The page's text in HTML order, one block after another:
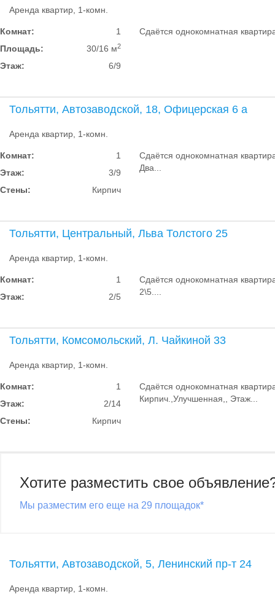
Аренда квартир, 1-комн.
Комнат:
1
Площадь:
30/16 м2
Этаж: 6/9
Сдаётся однокомнатная
Тольятти, Автозаводской, 18, Офицерская 6 а
Аренда квартир, 1-комн.
Комнат:
1
Этаж:
3/9
Стены:
Кирпич
Сдаётся однокомнатная
Два...
Тольятти, Центральный, Льва Толстого 25
Аренда квартир, 1-комн.
Комнат:
1
Этаж:
2/5
Сдаётся однокомнатная
2\5....
Тольятти, Комсомольский, Л. Чайкиной 33
Аренда квартир, 1-комн.
Комнат:
1
Этаж:
2/14
Стены:
Кирпич
Сдаётся однокомнатная
Кирпич.,Улучшенная,, Этаж...
Хотите разместить свое
Мы разместим его еще на 29 площадок*
Тольятти, Автозаводской, 5, Ленинский пр-т 24
Аренда квартир, 1-комн.